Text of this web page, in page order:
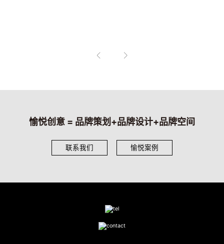
愉悦创意 = 品牌策划+品牌设计+品牌空间
联系我们 愉悦案例